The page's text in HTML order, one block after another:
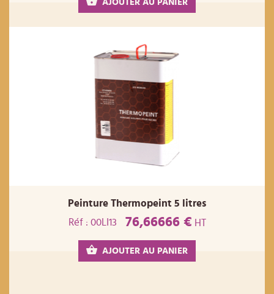
AJOUTER AU PANIER
Peinture Thermopeint 5 litres
Réf : 00LI13
76,66666 € HT
AJOUTER AU PANIER